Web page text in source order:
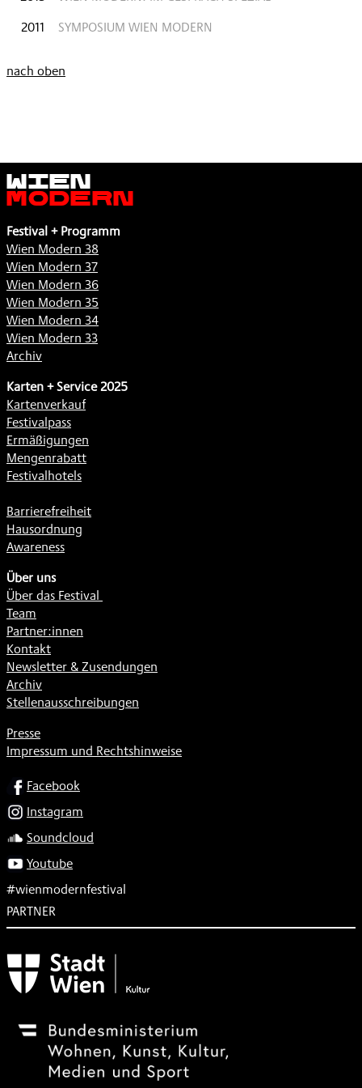
2011
SYMPOSIUM WIEN MODERN
nach oben
Wien
Modern
Festival + Programm
Wien Modern 38
Wien Modern 37
Wien Modern 36
Wien Modern 35
Wien Modern 34
Wien Modern 33
Archiv
Karten + Service 2025
Kartenverkauf
Festivalpass
Ermäßigungen
Mengenrabatt
Festivalhotels
Barrierefreiheit
Hausordnung
Awareness
Über uns
Über das Festival
Team
Partner:innen
Kontakt
Newsletter & Zusendungen
Archiv
Stellenausschreibungen
Presse
Impressum und Rechtshinweise
SOCIALFacebook
Instagram
Soundcloud
Youtube
#wienmodernfestival
PARTNER
Subventionsgeber